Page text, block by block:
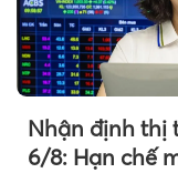
Nhận định thị
6/8: Hạn chế